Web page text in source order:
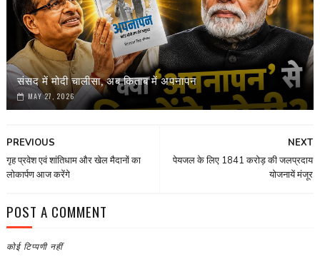
संसद में मोदी चालीसा, अब किताब में अपनापन
MAY 27, 2026
NEXT
पेयजल के लिए 1841 करोड़ की जलप्रदाय
योजनायें मंजूर
PREVIOUS
गृह प्रवेश एवं शांतिधाम और खेल मैदानों का
लोकार्पण आज करेंगे
POST A COMMENT
कोई टिप्पणी नहीं